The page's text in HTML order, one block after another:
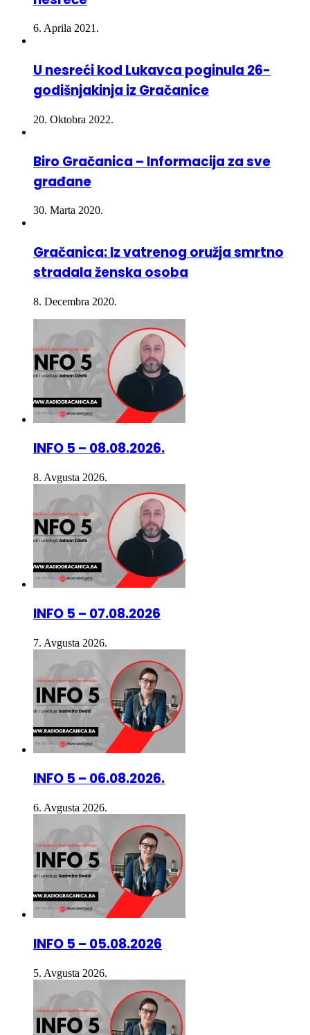
6. Aprila 2021.
U nesreći kod Lukavca poginula 26-
godišnjakinja iz Gračanice
20. Oktobra 2022.
Biro Gračanica – Informacija za sve
građane
30. Marta 2020.
Gračanica: Iz vatrenog oružja smrtno
stradala ženska osoba
8. Decembra 2020.
INFO 5 – 08.08.2026.
8. Avgusta 2026.
INFO 5 – 07.08.2026
7. Avgusta 2026.
INFO 5 – 06.08.2026.
6. Avgusta 2026.
INFO 5 – 05.08.2026
5. Avgusta 2026.